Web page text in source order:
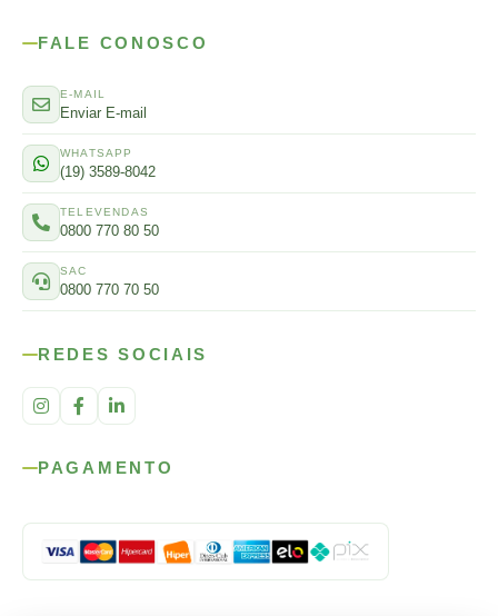
FALE CONOSCO
E-MAIL
Enviar E-mail
WHATSAPP
(19) 3589-8042
TELEVENDAS
0800 770 80 50
SAC
0800 770 70 50
REDES SOCIAIS
PAGAMENTO